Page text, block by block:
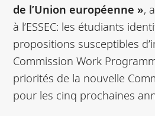
de l’Union européenne »,
à l’ESSEC: les étudiants
propositions susceptibles
Commission Work
priorités de la nouvelle
pour les cinq prochaines